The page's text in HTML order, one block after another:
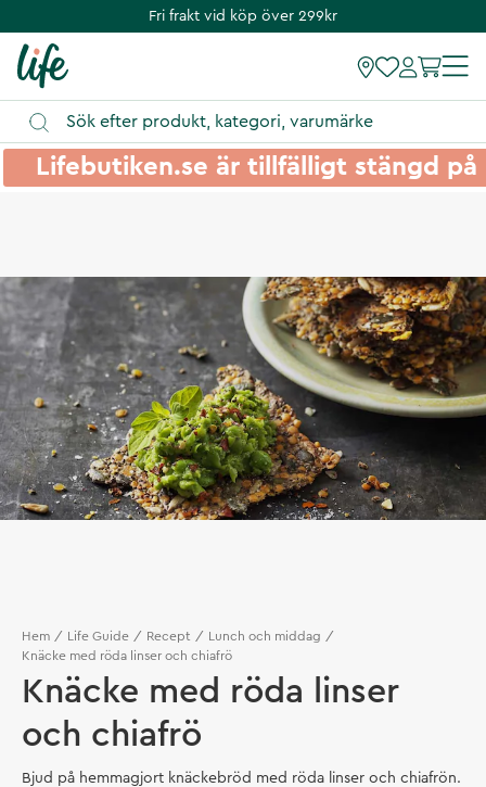
Fri frakt vid köp över 299kr
Lifebutiken.se är tillfälligt stängd
Hem Life Guide Recept
Lunch och middag
Knäcke med röda linser och chiafrö
Knäcke med röda linser
och chiafrö
Bjud på hemmagjort knäckebröd med röda linser och chiafrön.